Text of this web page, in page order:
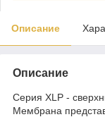
Описание
Описание
Серия XLP -
Мембрана